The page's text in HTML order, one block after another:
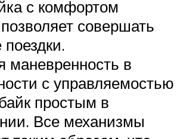
с комфортом
совершать
маневренность в
с управляемостью
простым в
Все механизмы